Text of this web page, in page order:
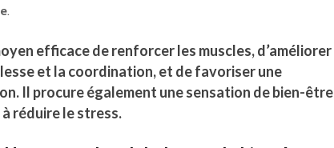
.
efficace de renforcer les muscles, d’améliorer
et la coordination, et de favoriser une
Il procure également une sensation debien-être
réduire le stress.